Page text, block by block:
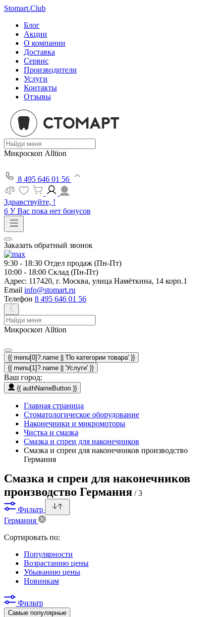
Stomart.Club
Блог
Акции
О компании
Доставка
Сервис
Производители
Услуги
Контакты
Отзывы
Микроскоп Alltion
8 495 646 01 56
Здравствуйте, !
б У Вас пока нет бонусов
Заказать обратный звонок
9:30 - 18:30 Отдел продаж (Пн-Пт)
10:00 - 18:00 Склад (Пн-Пт)
Адрес: 117420, г. Москва, улица Намёткина, 14 корп.1
Email info@stomart.ru
Телефон 8 495 646 01 56
Микроскоп Alltion
{{ menu[0]?.name || 'По категории товара' }}
{{ menu[1]?.name || 'Услуги' }}
Ваш город:
{{ authNameButton }}
Главная страница
Стоматологическое оборудование
Наконечники и микромоторы
Чистка и смазка
Смазка и спреи для наконечников
Смазка и спреи для наконечников производство
Германия
Смазка и спреи для наконечников
производство Германия / 3
Фильтр
Германия
Сортировать по:
Популярности
Возрастанию цены
Убыванию цены
Новинкам
Фильтр
Самые популярные